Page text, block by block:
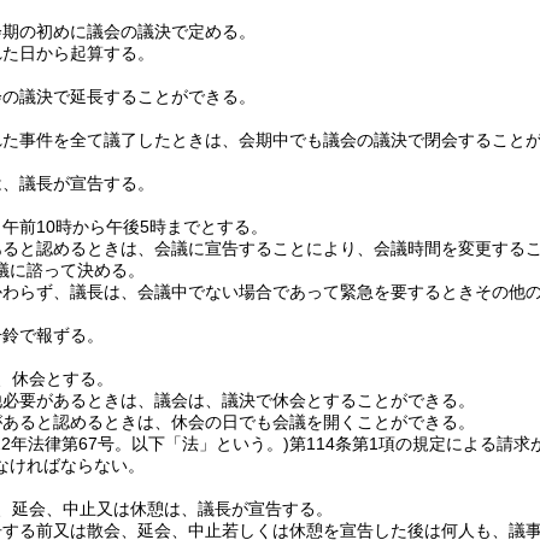
の初めに議会の議決で定める。
日から起算する。
議決で延長することができる。
事件を全て議了したときは、会期中でも議会の議決で閉会すること
議長が宣告する。
前10時から午後5時までとする。
と認めるときは、会議に宣告することにより、会議時間を変更する
諮って決める。
らず、議長は、会議中でない場合であって緊急を要するときその
で報ずる。
休会とする。
要があるときは、議会は、議決で休会とすることができる。
ると認めるときは、休会の日でも会議を開くことができる。
年法律第67号。以下「法」という。)第114条第1項の規定による請求
ればならない。
延会、中止又は休憩は、議長が宣告する。
る前又は散会、延会、中止若しくは休憩を宣告した後は何人も、議